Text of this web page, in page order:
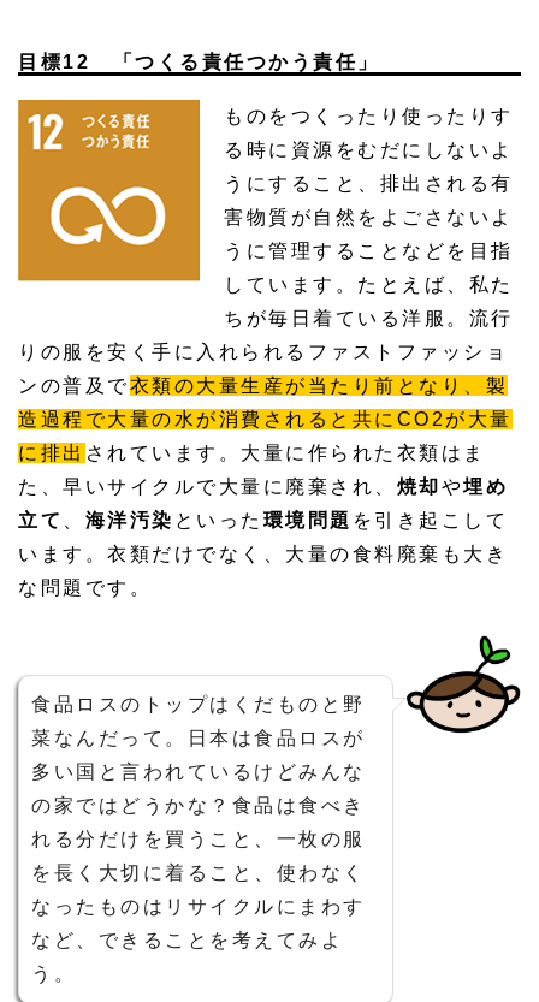
目標12 「つくる責任つかう責任」
ものをつくったり使ったりす
る時に資源をむだにしないよ
うにすること、排出される有
害物質が自然をよごさないよ
うに管理することなどを目指
しています。たとえば、私た
ちが毎日着ている洋服。流行
りの服を安く手に入れられるファストファッショ
ンの普及で衣類の大量生産が当たり前となり、製
造過程で大量の水が消費されると共にCO2が大量
に排出 されています。大量に作られた衣類はま
た、早いサイクルで大量に廃棄され、 焼却や埋め
立て
海洋汚染 といった 環境問題 を引き起こして
います。衣類だけでなく、大量の食料廃棄も大き
な問題です。
食品ロスのトップはくだものと野
菜なんだって。日本は食品ロスが
多い国と言われているけどみんな
の家ではどうかな？食品は食べき
れる分だけを買うこと、一枚の服
を長く大切に着ること、使わなく
なったものはリサイクルにまわす
など、できることを考えてみよ
う。